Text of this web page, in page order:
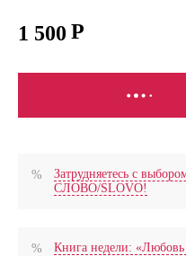
1 500
СООБЩИТЬ О
Затрудняетесь с
СЛОВО/SLOVO!
Книга недели: «Любовь